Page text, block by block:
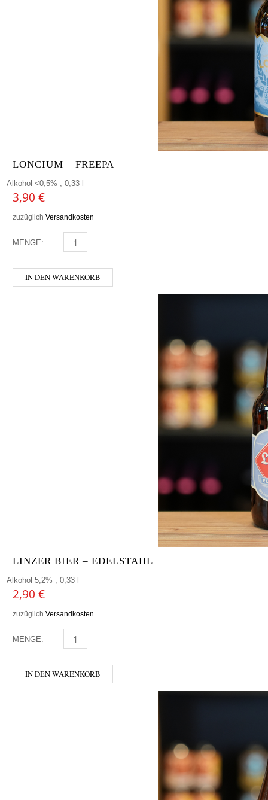
LONCIUM – FREEPA
Alkohol <0,5% , 0,33 l
3,90 €
zuzüglich Versandkosten
MENGE: LONCIUM - FREEPA MENGE
IN DEN WARENKORB
LINZER BIER – EDELSTAHL
Alkohol 5,2% , 0,33 l
2,90 €
zuzüglich Versandkosten
MENGE: LINZER BIER - EDELSTAHL MENGE
IN DEN WARENKORB